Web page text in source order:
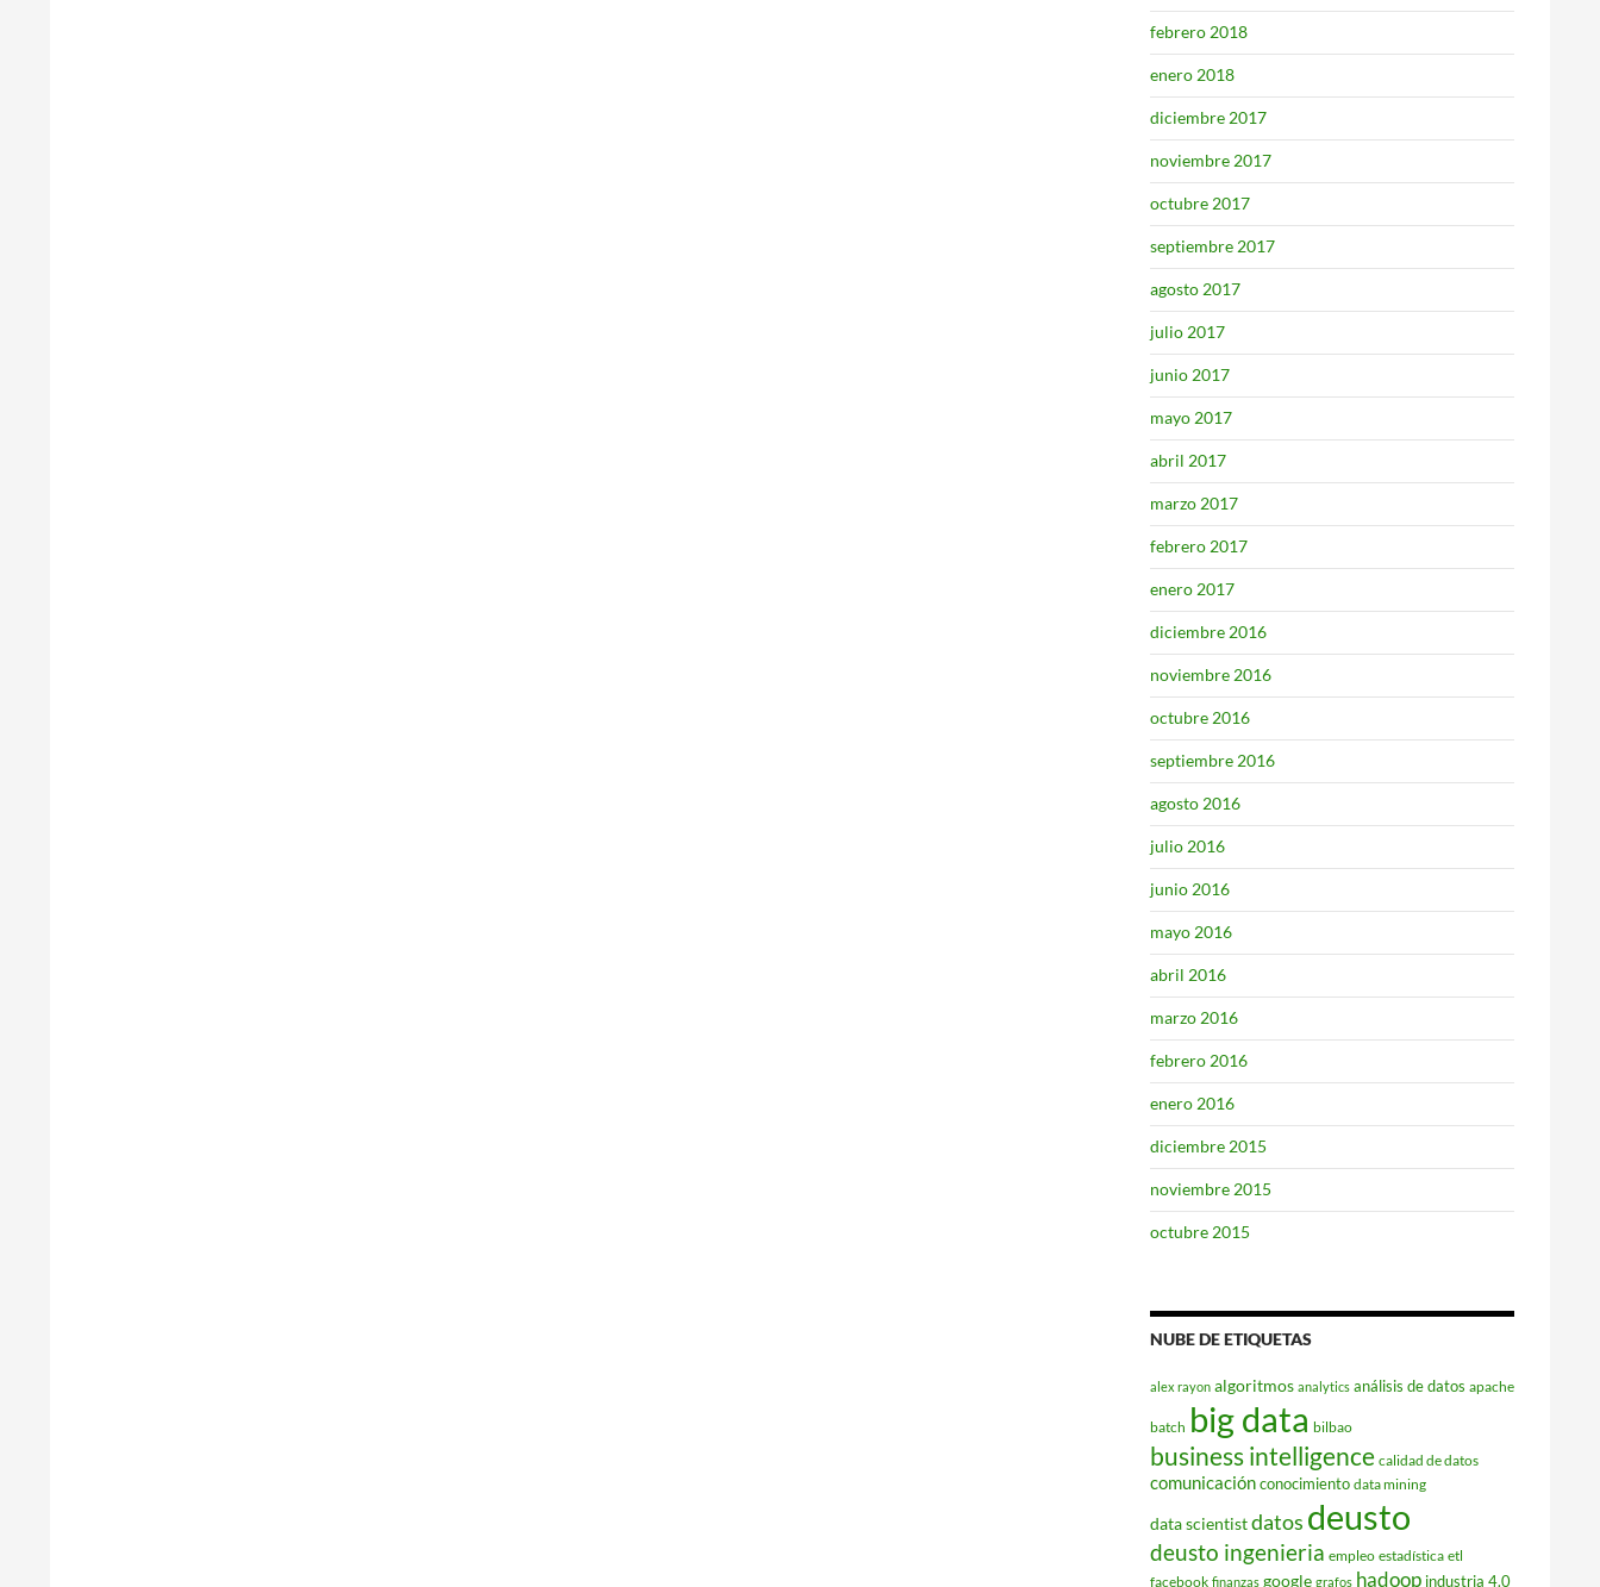
febrero 2018
enero 2018
diciembre 2017
noviembre 2017
octubre 2017
septiembre 2017
agosto 2017
julio 2017
junio 2017
mayo 2017
abril 2017
marzo 2017
febrero 2017
enero 2017
diciembre 2016
noviembre 2016
octubre 2016
septiembre 2016
agosto 2016
julio 2016
junio 2016
mayo 2016
abril 2016
marzo 2016
febrero 2016
enero 2016
diciembre 2015
noviembre 2015
octubre 2015
NUBE DE ETIQUETAS
alex rayon algoritmos analytics análisis de datos apache
batch big data bilbao
business intelligence calidad de datos
comunicaciónconocimiento data mining
data scientistdatos deusto
deusto ingenieria empleo estadística etl
facebook finanzas google grafos hadoop industria 4.0